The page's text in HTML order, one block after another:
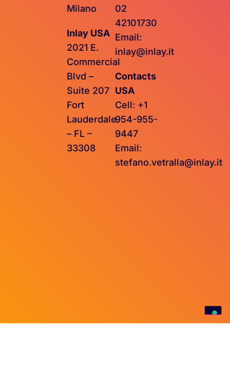
Milano
Inlay USA
2021 E.
Commercial
Blvd –
Suite 207
Fort
Lauderdale
– FL –
33308
02
42101730
Email:
inlay@inlay.it
Contacts
USA
Cell: +1
954-955-
9447
Email:
stefano.vetralla@inlay.it